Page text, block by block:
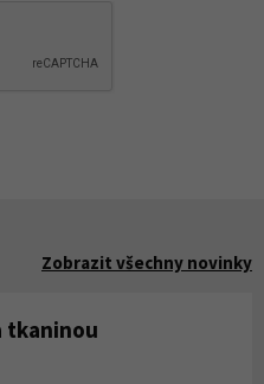
Zobrazit všechny novinky
tkaninou